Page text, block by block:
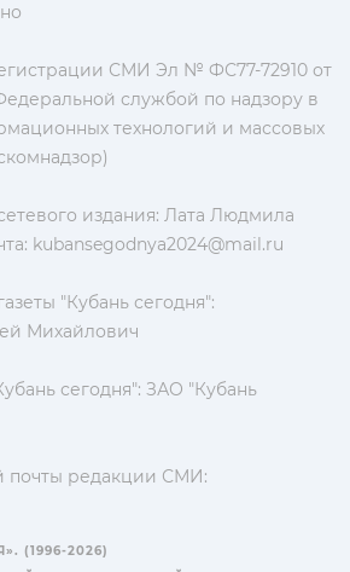
СМИ Эл № ФС77-72910 от
службой по надзору в
технологий и массовых
издания: Лата Людмила
kubansegodnya2024@mail.ru
"Кубань сегодня":
Михайлович
сегодня": ЗАО "Кубань
почты редакции СМИ:
(1996-2026)